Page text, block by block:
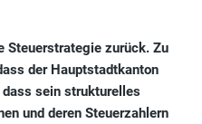
Steuerstrategie zurück. Zu
der Hauptstadtkanton
sein strukturelles
und deren Steuerzahlern